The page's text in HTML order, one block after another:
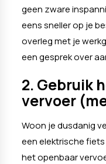
geen zware
eens sneller op je
overleg met je
een gesprek over
2. Gebruik
vervoer
Woon je dusdanig
een elektrische
het openbaar